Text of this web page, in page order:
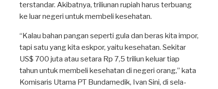
terstandar. Akibatnya, triliunan rupiah harus terbuang
ke luar negeri untuk membeli kesehatan.
“Kalau bahan pangan seperti gula dan beras kita impor,
tapi satu yang kita eskpor, yaitu kesehatan. Sekitar
US$ 700 juta atau setara Rp 7,5 triliun keluar tiap
tahun untuk membeli kesehatan di negeri orang,” kata
Komisaris Utama PT Bundamedik, Ivan Sini, di sela-